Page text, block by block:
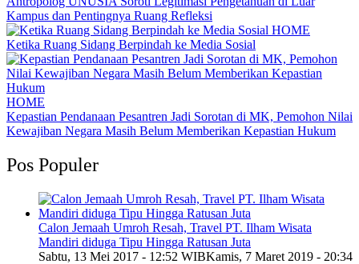
Kampus dan Pentingnya Ruang Refleksi
HOME
Ketika Ruang Sidang Berpindah ke Media Sosial
HOME
Kepastian Pendanaan Pesantren Jadi Sorotan di MK, Pemohon Nilai
Kewajiban Negara Masih Belum Memberikan Kepastian Hukum
Pos Populer
Calon Jemaah Umroh Resah, Travel PT. Ilham Wisata
Mandiri diduga Tipu Hingga Ratusan Juta
Sabtu, 13 Mei 2017 - 12:52 WIBKamis, 7 Maret 2019 - 20:34